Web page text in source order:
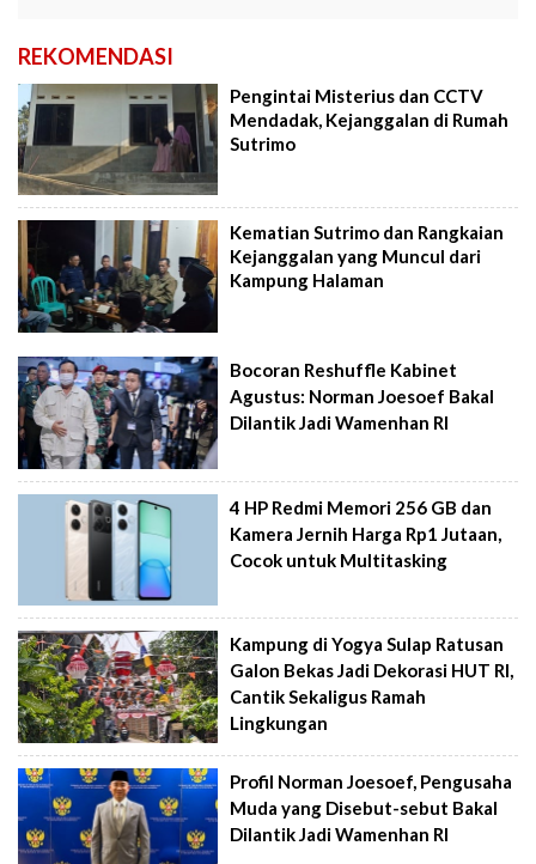
REKOMENDASI
Pengintai Misterius dan CCTV
Mendadak, Kejanggalan di Rumah
Sutrimo
Kematian Sutrimo dan Rangkaian
Kejanggalan yang Muncul dari
Kampung Halaman
Bocoran Reshuffle Kabinet
Agustus: Norman Joesoef Bakal
Dilantik Jadi Wamenhan RI
4 HP Redmi Memori 256 GB dan
Kamera Jernih Harga Rp1 Jutaan,
Cocok untuk Multitasking
Kampung di Yogya Sulap Ratusan
Galon Bekas Jadi Dekorasi HUT RI,
Cantik Sekaligus Ramah
Lingkungan
Profil Norman Joesoef, Pengusaha
Muda yang Disebut-sebut Bakal
Dilantik Jadi Wamenhan RI